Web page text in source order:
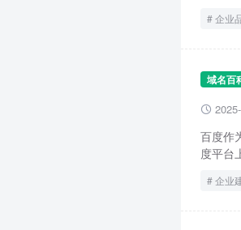
企业
域名百

百度作
度平台
企业